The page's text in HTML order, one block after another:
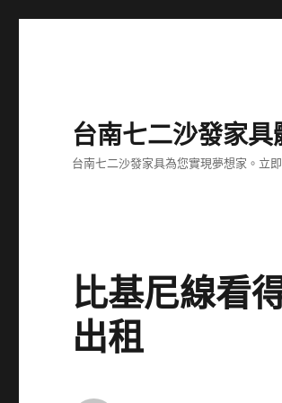
台南七二沙發家具
台南七二沙發家具為您實現夢想家。立
比基尼線看
出租